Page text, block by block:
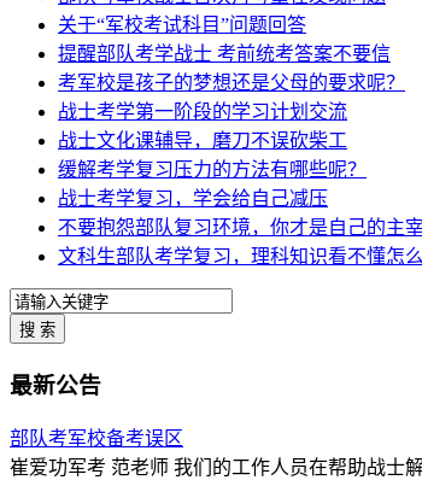
关于“军校考试科目”问题回答
提醒部队考学战士 考前统考答案不要信
考军校是孩子的梦想还是父母的要求呢？
战士考学第一阶段的学习计划交流
战士文化课辅导，磨刀不误砍柴工
缓解考学复习压力的方法有哪些呢？
战士考学复习，学会给自己减压
不要抱怨部队复习环境，你才是自己的主
文科生部队考学复习，理科知识看不懂怎么
最新公告
部队考军校备考误区
崔爱功军考 范老师 我们的工作人员在帮助战士